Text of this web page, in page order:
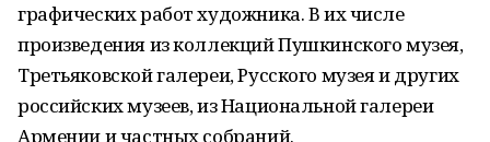
графических работ художника. В их числе
произведения из коллекций Пушкинского музея,
Третьяковской галереи, Русского музея и других
российских музеев, из Национальной галереи
Армении и частных собраний.